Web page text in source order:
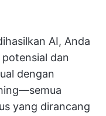
AI, Anda
dan
dengan
yang dirancang